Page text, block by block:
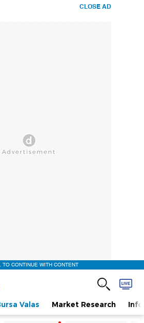
CLOSE AD
TO CONTINUE WITH CONTENT
Valas Market Research